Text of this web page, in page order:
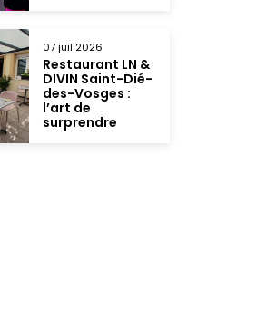
07 juil 2026
Restaurant LN &
DIVIN Saint-Dié-
des-Vosges :
l’art de
surprendre